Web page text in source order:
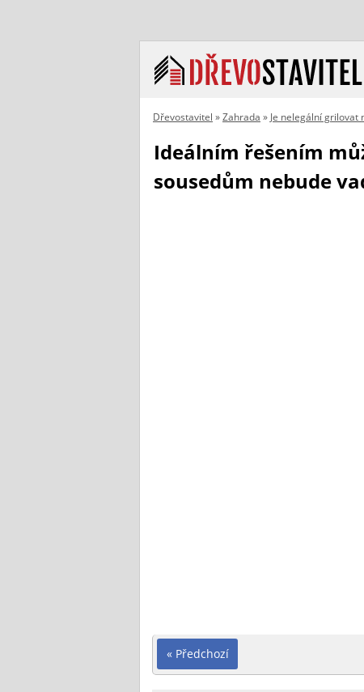
Dřevostavitel »Zahrada » Je nelegální grilovat
Ideálním řešením
sousedům nebude
« Předchozí